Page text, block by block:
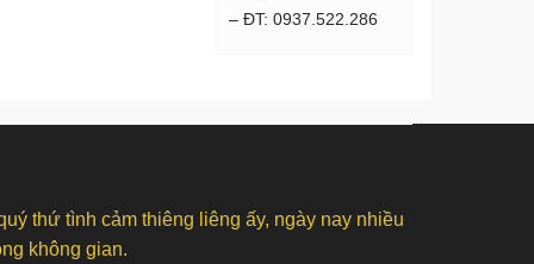
– ĐT: 0937.522.286
thứ tình cảm thiêng liêng ấy, ngày nay nhiều
không gian.